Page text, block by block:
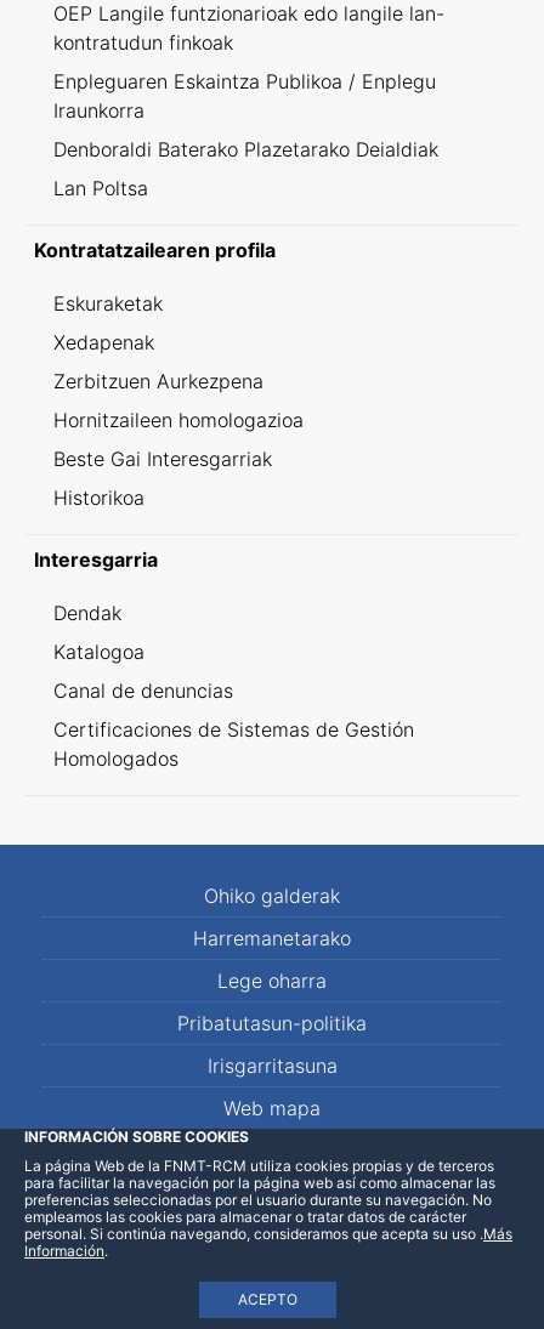
OEP Langile funtzionarioak edo langile lan-
kontratudun finkoak
Enpleguaren Eskaintza Publikoa / Enplegu
Iraunkorra
Denboraldi Baterako Plazetarako Deialdiak
Lan Poltsa
Kontratatzailearen profila
Eskuraketak
Xedapenak
Zerbitzuen Aurkezpena
Hornitzaileen homologazioa
Beste Gai Interesgarriak
Historikoa
Interesgarria
Dendak
Katalogoa
Canal de denuncias
Certificaciones de Sistemas de Gestión
Homologados
Ohiko galderak
Harremanetarako
Lege oharra
Pribatutasun-politika
Irisgarritasuna
Web mapa
LinkedInFacebookWhatsApp
INFORMACIÓN SOBRE COOKIES
La página Web de la FNMT-RCM utiliza cookies propias y de terceros
para facilitar la navegación por la página web así como almacenar las
preferencias seleccionadas por el usuario durante su navegación. No
empleamos las cookies para almacenar o tratar datos de carácter
personal. Si continúa navegando, consideramos que acepta su uso
ACEPTO
.Más
Información.